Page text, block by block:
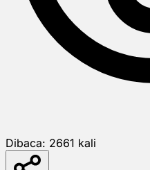
Dibaca: 2661 kali